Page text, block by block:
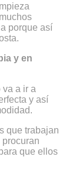
porque así
y en
va a ir a
y así
que trabajan
que ellos